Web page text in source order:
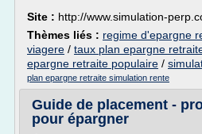
Site : http://www.simulation-
Thèmes liés : regime d'epargne
viagere / taux plan epargne
epargne retraite populaire /
plan epargne retraite simulation rente
Guide de placement -
pour épargner